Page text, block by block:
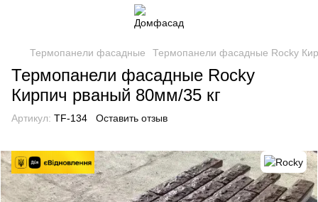
Термопанели фасадные Термопанели фасадные Rocky
Термопанели фасадные Rocky
Кирпич рваный 80мм/35 кг
Артикул: TF-134 Оставить отзыв